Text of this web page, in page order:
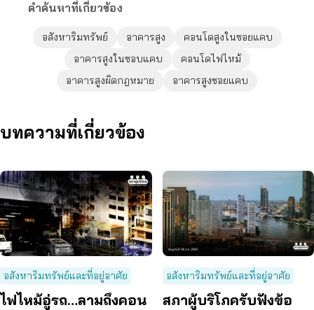
คำค้นหาที่เกี่ยวข้อง
อสังหาริมทรัพย์ อาคารสูง
คอนโดสูงในซอยแคบ
อาคารสูงในซอบแคบ
คอนโดไฟไหม้
อาคารสูงผิดกฎหมาย
อาคารสูงซอยแคบ
บทความที่เกี่ยวข้อง
อสังหาริมทรัพย์และที่อยู่อาศัย
ไฟไหม้อู่รถ…ลามถึงคอน
อสังหาริมทรัพย์และที่อยู่อาศัย
สภาผู้บริโภครับฟังข้อ